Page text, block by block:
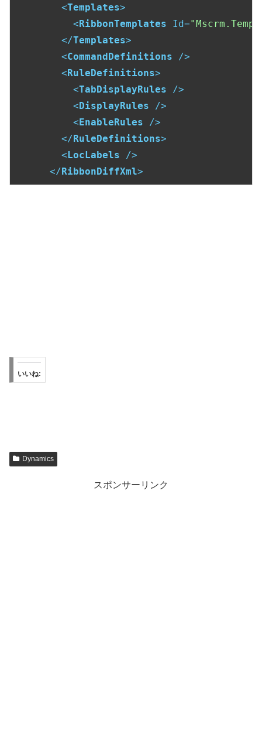
<Templates>
<RibbonTemplates Id=
</Templates>
<CommandDefinitions />
<RuleDefinitions>
<TabDisplayRules />
<DisplayRules />
<EnableRules />
</RuleDefinitions>
<LocLabels />
</RibbonDiffXml>
いいね:
Dynamics
スポンサーリンク